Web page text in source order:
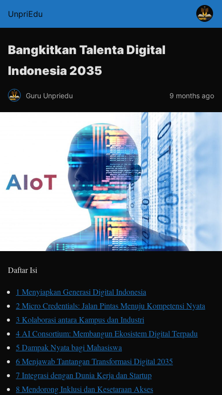
UnpriEdu
Bangkitkan Talenta Digital
Indonesia 2035
Guru Unpriedu 9 months ago
Daftar Isi
1 Menyiapkan Generasi Digital Indonesia
2Micro Credentials: Jalan Pintas Menuju Kompetensi Nyata
3 Kolaborasi antara Kampus dan Industri
4AI Consortium: Membangun Ekosistem Digital Terpadu
5 Dampak Nyata bagi Mahasiswa
6Menjawab Tantangan Transformasi Digital 2035
7 Integrasi dengan Dunia Kerja dan Startup
8 Mendorong Inklusi dan Kesetaraan Akses